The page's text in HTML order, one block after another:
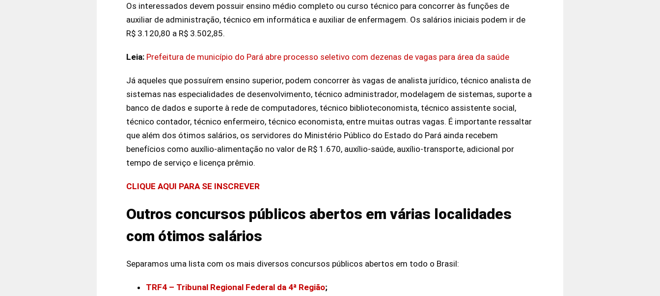
Os interessados devem possuir ensino médio completo ou curso técnico para concorrer às funções de
auxiliar de administração, técnico em informática e auxiliar de enfermagem. Os salários iniciais podem ir de
R$ 3.120,80 a R$ 3.502,85.
Leia: Prefeitura de município do Pará abre processo seletivo com dezenas de vagas para área da saúde
Já aqueles que possuírem ensino superior, podem concorrer às vagas de analista jurídico, técnico analista de
sistemas nas especialidades de desenvolvimento, técnico administrador, modelagem de sistemas, suporte a
banco de dados e suporte à rede de computadores, técnico biblioteconomista, técnico assistente social,
técnico contador, técnico enfermeiro, técnico economista, entre muitas outras vagas. É importante ressaltar
que além dos ótimos salários, os servidores do Ministério Público do Estado do Pará ainda recebem
benefícios como auxílio-alimentação no valor de R$ 1.670, auxílio-saúde, auxílio-transporte, adicional por
tempo de serviço e licença prêmio.
CLIQUE AQUI PARA SE INSCREVER
Outros concursos públicos abertos em várias localidades
com ótimos salários
Separamos uma lista com os mais diversos concursos públicos abertos em todo o Brasil:
TRF4 – Tribunal Regional Federal da 4ª Região;